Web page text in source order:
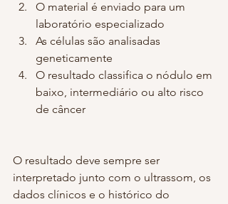
O material é enviado para um
laboratório especializado
As células são analisadas
geneticamente
O resultado classifica o nódulo em
baixo, intermediário ou alto risco
de câncer
O resultado deve sempre ser
interpretado junto com o ultrassom, os
dados clínicos e o histórico do